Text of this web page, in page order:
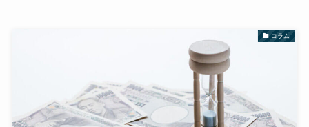
コラム